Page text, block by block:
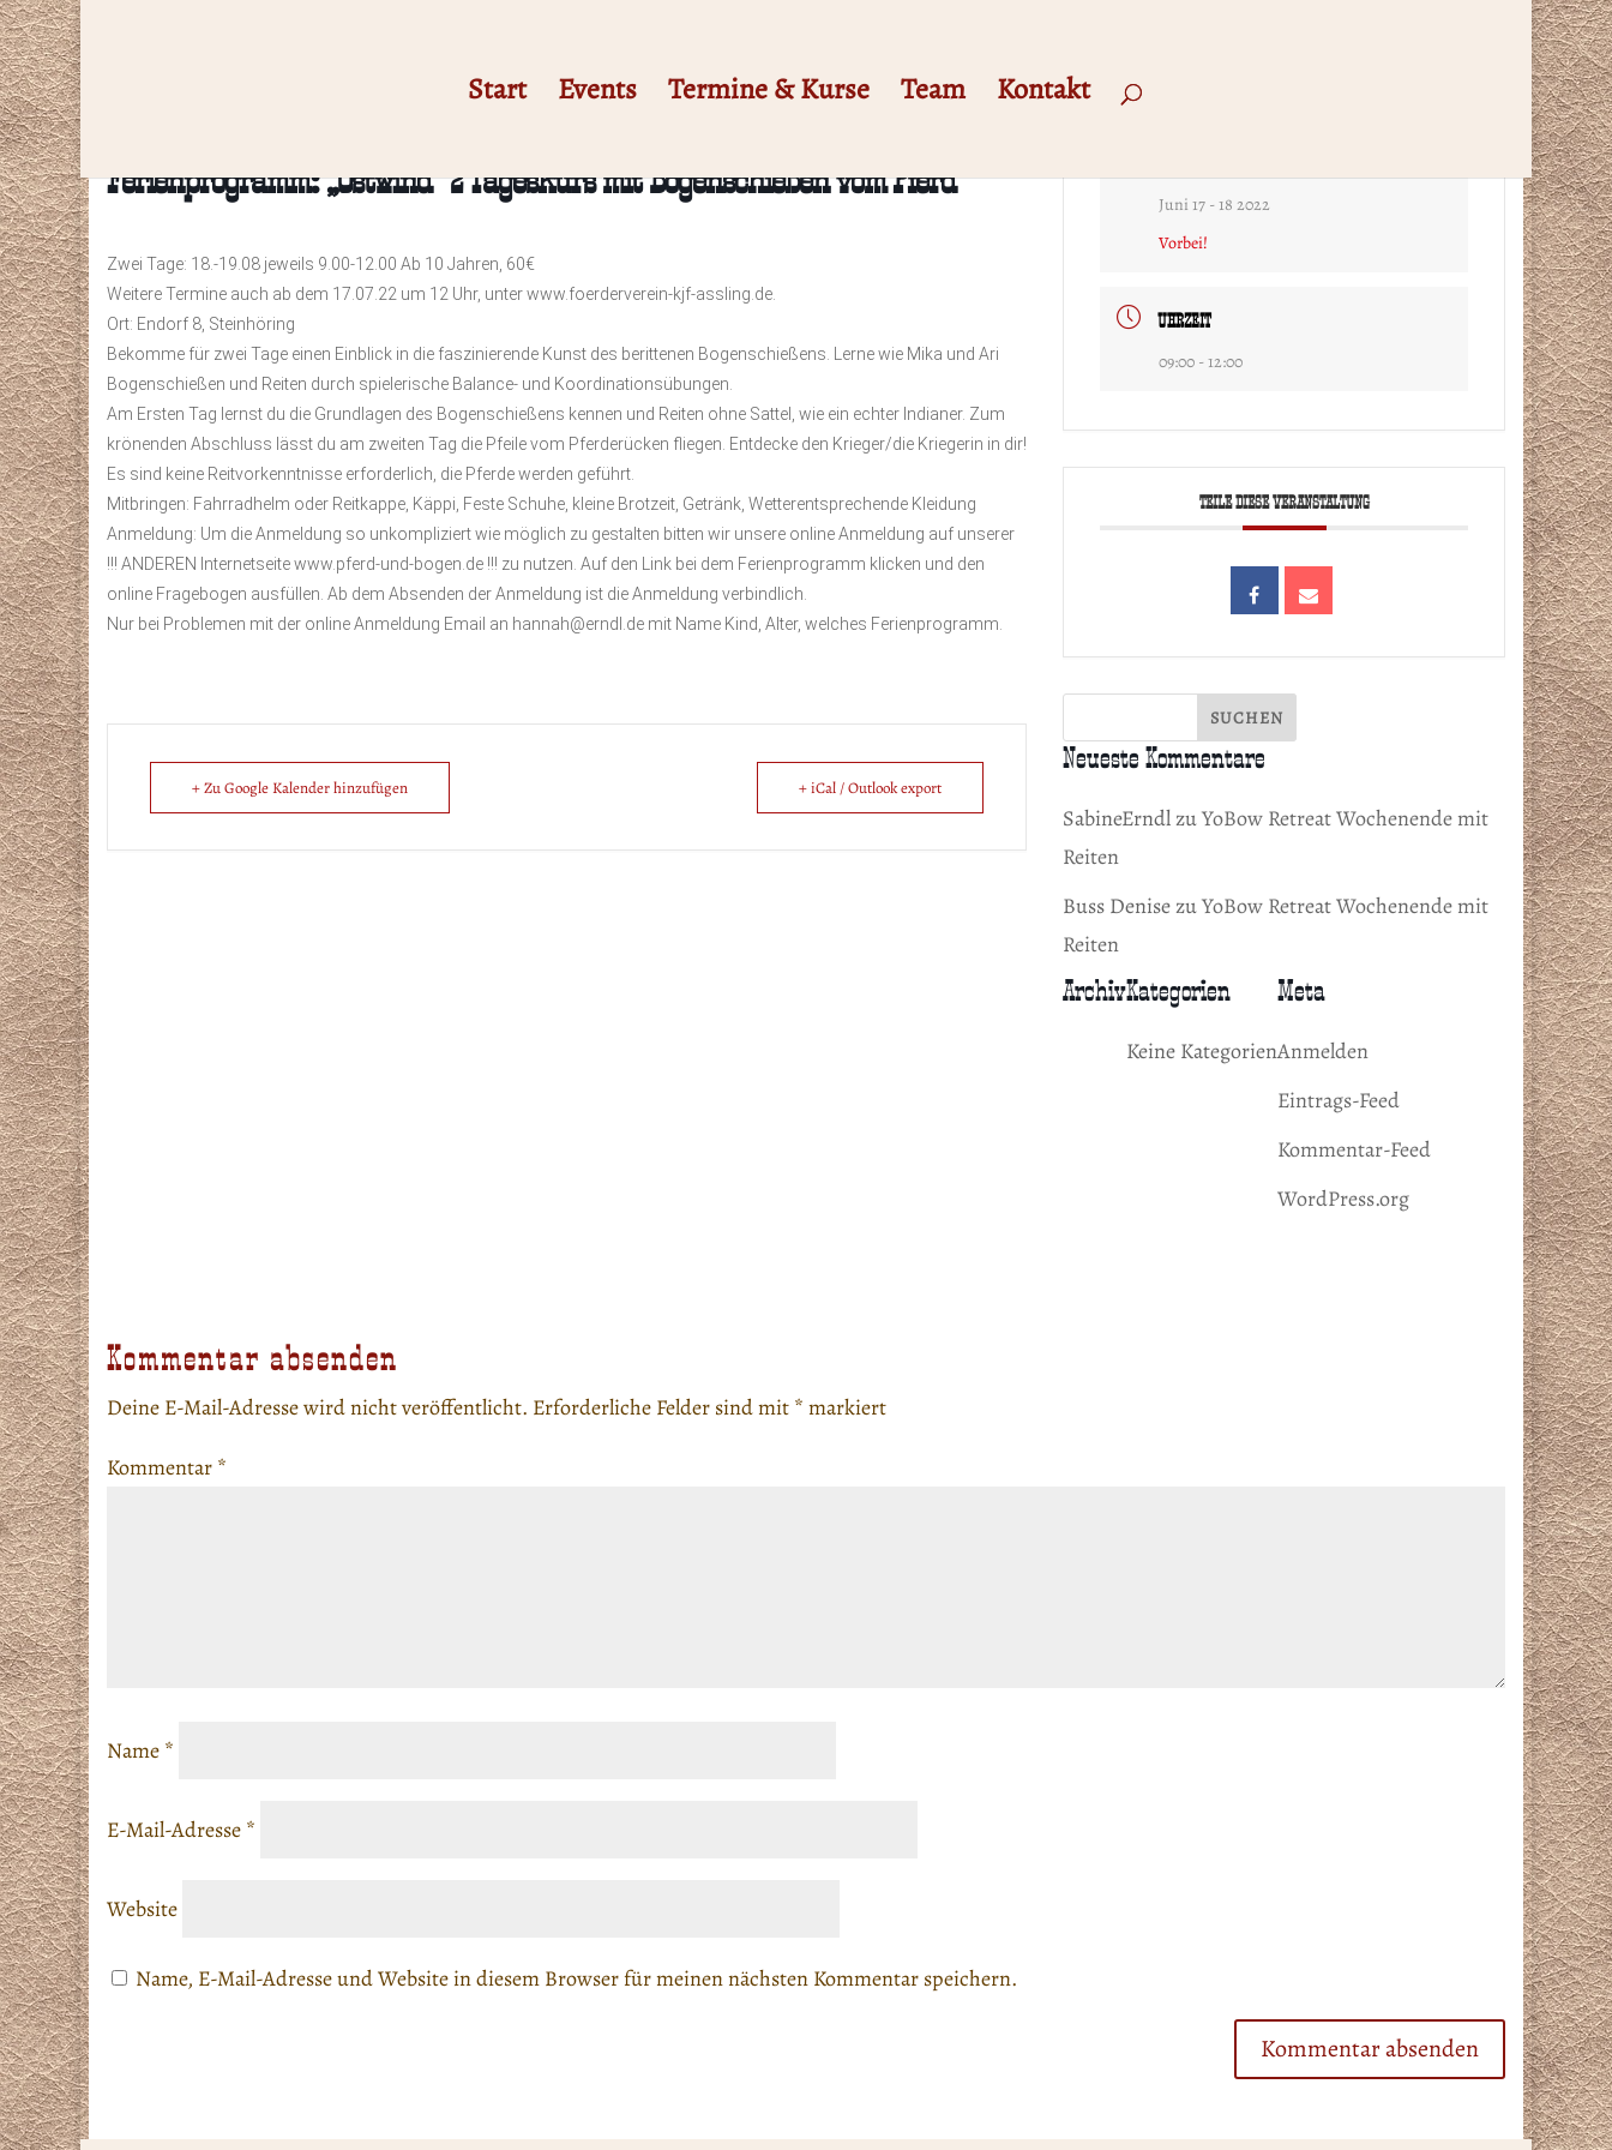
Start Events Termine & Kurse Team Kontakt
Ferienprogramm: „Ostwind“ 2 Tageskurs mit Bogenschießen vom Pferd
Zwei Tage: 18.-19.08 jeweils 9.00-12.00 Ab 10 Jahren, 60€
Weitere Termine auch ab dem 17.07.22 um 12 Uhr, unter www.foerderverein-kjf-assling.de.
Ort: Endorf 8, Steinhöring
Bekomme für zwei Tage einen Einblick in die faszinierende Kunst des berittenen Bogenschießens. Lerne wie Mika und Ari
Bogenschießen und Reiten durch spielerische Balance- und Koordinationsübungen.
Am Ersten Tag lernst du die Grundlagen des Bogenschießens kennen und Reiten ohne Sattel, wie ein echter Indianer. Zum
krönenden Abschluss lässt du am zweiten Tag die Pfeile vom Pferderücken fliegen. Entdecke den Krieger/die Kriegerin in dir!
Es sind keine Reitvorkenntnisse erforderlich, die Pferde werden geführt.
Mitbringen: Fahrradhelm oder Reitkappe, Käppi, Feste Schuhe, kleine Brotzeit, Getränk, Wetterentsprechende Kleidung
Anmeldung: Um die Anmeldung so unkompliziert wie möglich zu gestalten bitten wir unsere online Anmeldung auf unserer
!!! ANDEREN Internetseite www.pferd-und-bogen.de !!! zu nutzen. Auf den Link bei dem Ferienprogramm klicken und den
online Fragebogen ausfüllen. Ab dem Absenden der Anmeldung ist die Anmeldung verbindlich.
Nur bei Problemen mit der online Anmeldung Email an hannah@erndl.de mit Name Kind, Alter, welches Ferienprogramm.
+ Zu Google Kalender hinzufügen + iCal / Outlook export
Juni 17 - 18 2022
Vorbei!
UHRZEIT
09:00 - 12:00
TEILE DIESE VERANSTALTUNG
Neueste Kommentare
SabineErndlzuYoBow Retreat Wochenende mit
Reiten
Buss DenisezuYoBow Retreat Wochenende mit
Reiten
ArchivKategorien
Keine Kategorien
Meta
Anmelden
Eintrags-Feed
Kommentar-Feed
WordPress.org
Kommentar absenden
Deine E-Mail-Adresse wird nicht veröffentlicht. Erforderliche Felder sind mit * markiert
Kommentar *
Name *
E-Mail-Adresse *
Website
Name, E-Mail-Adresse und Website in diesem Browser für meinen nächsten Kommentar speichern.